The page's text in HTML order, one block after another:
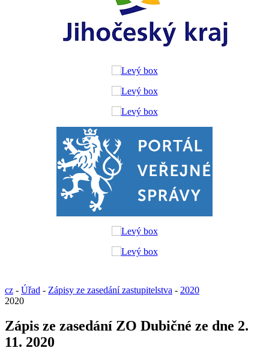
cz - Úřad - Zápisy ze zasedání zastupitelstva - 2020
2020
Zápis ze zasedání ZO Dubičné ze dne 2.
11. 2020